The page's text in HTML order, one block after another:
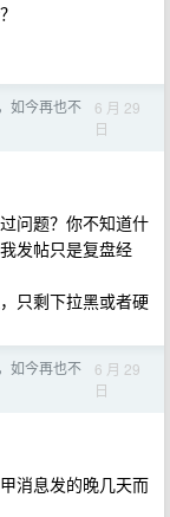
如今再也不
6 月 29
日
问题？你不知道什
发帖只是复盘经
只剩下拉黑或者硬
如今再也不
6 月 29
日
消息发的晚几天而